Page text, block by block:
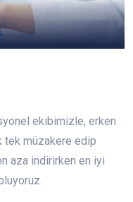
ekibimizle, erken
tek müzakere edip
aza indirirken en iyi